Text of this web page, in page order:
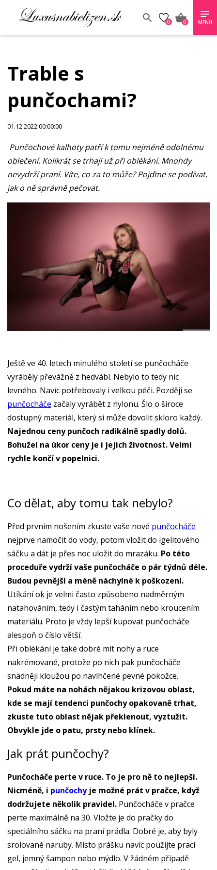
0 0 MENU
Trable s
punčochami?
01.12.2022 00:00:00
Punčochové kalhoty patří k tomu nejméně odolnému
oblečení. Kolikrát se trhají už při oblékání. Mnohdy
nevydrží praní. Víte, co za to může? Pojďme se podívat,
jak o ně správně pečovat.
Ještě ve 40. letech minulého století se punčocháče
vyráběly převážně z hedvábí. Nebylo to tedy nic
levného. Navíc potřebovaly i velkou péči. Později se
punčocháče začaly vyrábět z nylonu. Šlo o široce
dostupný materiál, který si může dovolit skloro každý.
Najednou ceny punčoch radikálně spadly dolů.
Bohužel na úkor ceny je i jejich životnost. Velmi
rychle končí v popelnici.
Co dělat, aby tomu tak nebylo?
Před prvním nošením zkuste vaše nové punčocháče
nejprve namočit do vody, potom vložit do igelitového
sáčku a dát je přes noc uložit do mrazáku. Po této
proceduře vydrží vaše punčocháče o pár týdnů déle.
Budou pevnější a méně náchylné k poškození.
Utíkání ok je velmi často způsobeno nadměrným
natahováním, tedy i častým taháním nebo kroucením
materiálu. Proto je vždy lepší kupovat punčocháče
alespoň o číslo větší.
Při oblékání je také dobré mít nohy a ruce
nakrémované, protože po nich pak punčocháče
snadněji kloužou po navlhčené pevné pokožce.
Pokud máte na nohách nějakou krizovou oblast,
kde se mají tendenci punčochy opakovaně trhat,
zkuste tuto oblast nějak překlenout, vyztužit.
Obvykle jde o patu, prsty nebo klínek.
Jak prát punčochy?
Punčocháče perte v ruce. To je pro ně to nejlepší.
Nicméně, i punčochyje možné prát v pračce, když
dodržujete několik pravidel. Punčocháče v pračce
perte maximálně na 30. Vložte je do pračky do
speciálního sáčku na praní prádla. Dobré je, aby byly
srolované naruby. Místo prášku navíc použijte prací
gel, jemný šampon nebo mýdlo. V žádném případě